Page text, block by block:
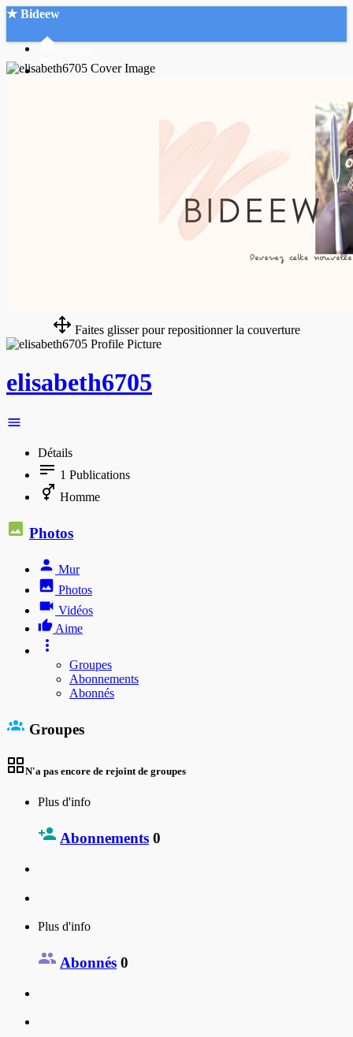
★ Bideew
Faites glisser pour repositionner la couverture
elisabeth6705
Détails
1 Publications
Homme
Photos
Mur
Photos
Vidéos
Aime
Groupes
Abonnements
Abonnés
Groupes
N'a pas encore de rejoint de groupes
Plus d'info
Abonnements 0
Plus d'info
Abonnés 0